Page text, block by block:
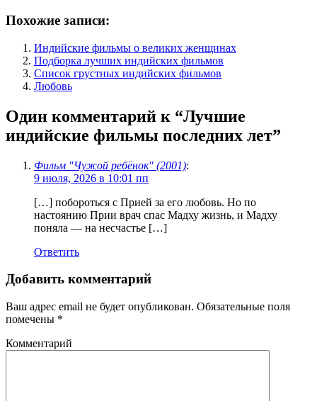
Похожие записи:
Индийские фильмы о великих женщинах
Подборка лучших индийских фильмов
Список грустных индийских фильмов
Любовь
Один комментарий к “Лучшие
индийские фильмы последних лет”
Фильм "Чужой ребёнок" (2001):
9 июля, 2026 в 10:01 пп
[…] побороться с Прией за его любовь. Но по
настоянию Прии врач спас Мадху жизнь, и Мадху
поняла — на несчастье […]
Ответить
Добавить комментарий
Ваш адрес email не будет опубликован. Обязательные поля
помечены *
Комментарий